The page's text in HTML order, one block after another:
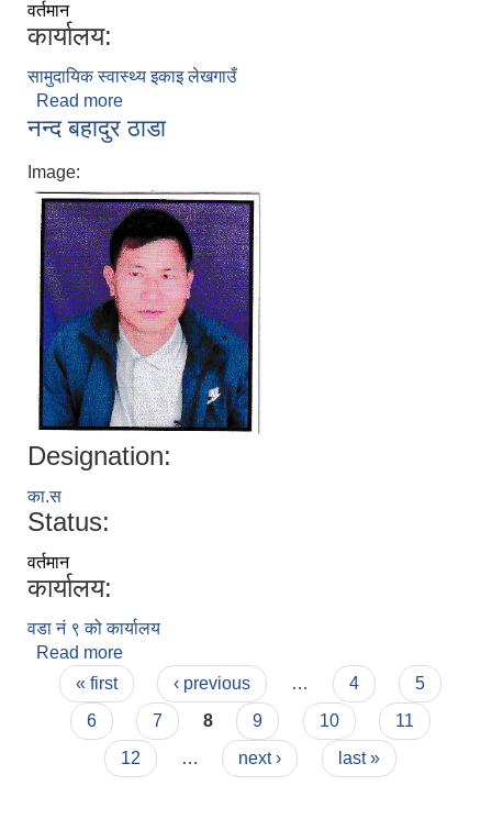
वर्तमान
कार्यालय:
सामुदायिक स्वास्थ्य इकाइ लेखगाउँ
Read more
नन्द बहादुर ठाडा
Image:
Designation:
का.स
Status:
वर्तमान
कार्यालय:
वडा नं ९ को कार्यालय
Read more
Pages
« first ‹ previous … 4
5
6
7 8 9 10
11
12
… next › last »